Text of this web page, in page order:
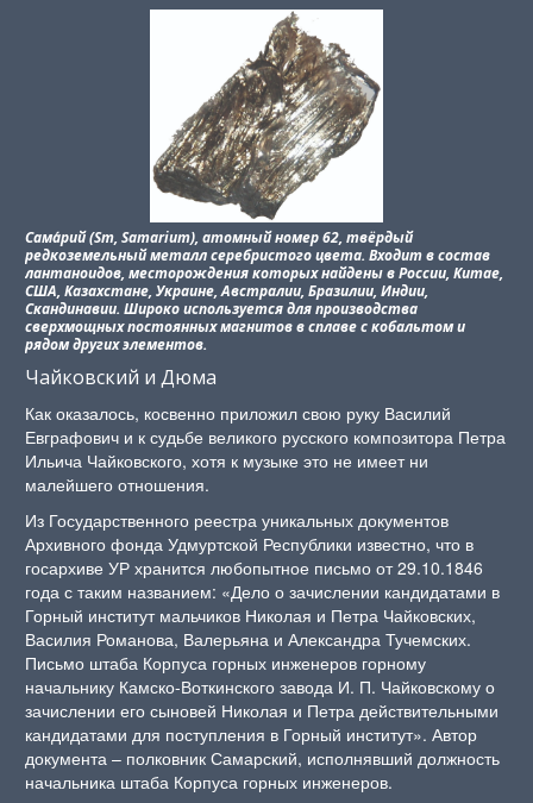
Сама́рий (Sm, Samarium), атомный номер 62, твёрдый
редкоземельный металл серебристого цвета. Входит в состав
лантаноидов, месторождения которых найдены в России, Китае,
США, Казахстане, Украине, Австралии, Бразилии, Индии,
Скандинавии. Широко используется для производства
сверхмощных постоянных магнитов в сплаве с кобальтом и
рядом других элементов.
Чайковский и Дюма
Как оказалось, косвенно приложил свою руку Василий
Евграфович и к судьбе великого русского композитора Петра
Ильича Чайковского, хотя к музыке это не имеет ни
малейшего отношения.
Из Государственного реестра уникальных документов
Архивного фонда Удмуртской Республики известно, что в
госархиве УР хранится любопытное письмо от 29.10.1846
года с таким названием: «Дело о зачислении кандидатами в
Горный институт мальчиков Николая и Петра Чайковских,
Василия Романова, Валерьяна и Александра Тучемских.
Письмо штаба Корпуса горных инженеров горному
начальнику Камско-Воткинского завода И. П. Чайковскому о
зачислении его сыновей Николая и Петра действительными
кандидатами для поступления в Горный институт». Автор
документа – полковник Самарский, исполнявший должность
начальника штаба Корпуса горных инженеров.